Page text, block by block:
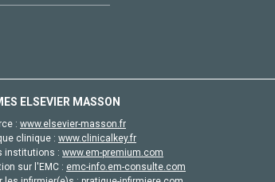
ELSEVIER MASSON
: www.elsevier-masson.fr
clinique : www.clinicalkey.fr
institutions : www.em-premium.com
sur l'EMC : emc-info.em-consulte.com